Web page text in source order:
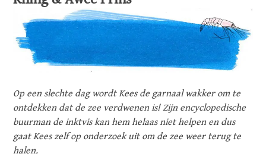
Op een slechte dag wordt Kees de garnaal wakker om te
ontdekken dat de zee verdwenen is! Zijn encyclopedische
buurman de inktvis kan hem helaas niet helpen en dus
gaat Kees zelf op onderzoek uit om de zee weer terug te
halen.